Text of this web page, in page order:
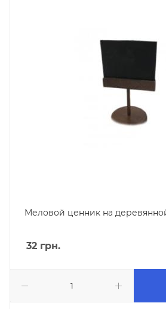
Меловой ценник на
32 грн.